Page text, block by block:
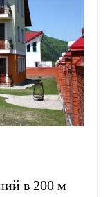
в 200 м